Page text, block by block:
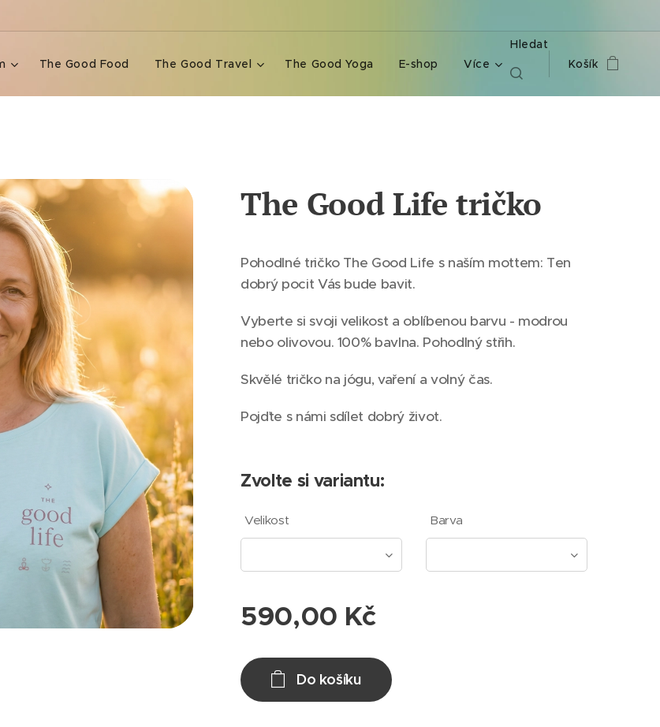
The Good Food The Good Travel The Good Yoga E-shop Více
Hledat
Košík
The Good Life tričko
Pohodlné tričko The Good Life s naším mottem: Ten
dobrý pocit Vás bude bavit.
Vyberte si svoji velikost a oblíbenou barvu - modrou
nebo olivovou. 100% bavlna. Pohodlný střih.
Skvělé tričko na jógu, vaření a volný čas.
Pojďte s námi sdílet dobrý život.
Zvolte si variantu:
Velikost Barva
590,00 Kč
Do košíku